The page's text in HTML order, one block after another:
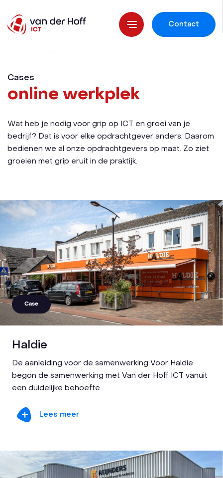
Contact
Cases
online werkplek
Wat heb je nodig voor grip op ICT en groei van je
bedrijf? Dat is voor elke opdrachtgever anders. Daarom
bedienen we al onze opdrachtgevers op maat. Zo ziet
groeien met grip eruit in de praktijk.
Case
Haldie
De aanleiding voor de samenwerking Voor Haldie
begon de samenwerking met Van der Hoff ICT vanuit
een duidelijke behoefte...
Lees meer